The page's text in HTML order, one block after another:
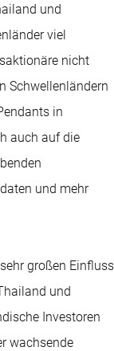
und
viel
nicht
Schwellenländern
in
auch auf die
und mehr
großen Einfluss
und
Investoren
wachsende